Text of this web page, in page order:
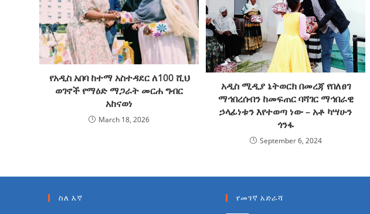
የአዲስ አበባ ከተማ አስተዳደር ለ100 ሺህ
ወገኖች የማዕድ ማጋራት መርሐ ግብር
አከናወነ
March 18, 2026
አዲስ ሚዲያ ኔትወርክ በመረጃ የበለፀገ
ማኅበረሰብን ከመፍጠር ባሻገር ማኅበራዊ
ኃላፊነቱን እየተወጣ ነው – አቶ ካሣሁን
ጎንፋ
September 6, 2024
ስለ እኛ የመገኛ አድራሻ